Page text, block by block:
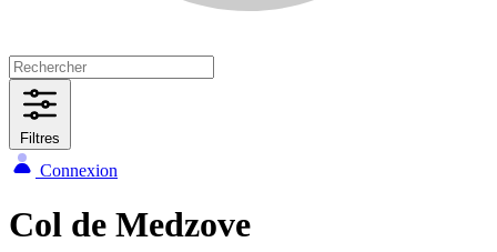
Filtres
Connexion
Col de Medzove